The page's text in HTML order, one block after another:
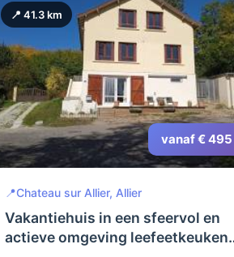
📍 41.3 km
vanaf € 495
📍Chateau sur Allier, Allier
Vakantiehuis in een sfeervol en
actieve omgeving leefeetkeuken